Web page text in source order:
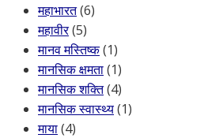
महाभारत(6)
महावीर(5)
मानव मस्तिष्क(1)
मानसिक क्षमता(1)
मानसिक शक्ति(4)
मानसिक स्वास्थ्य(1)
माया(4)